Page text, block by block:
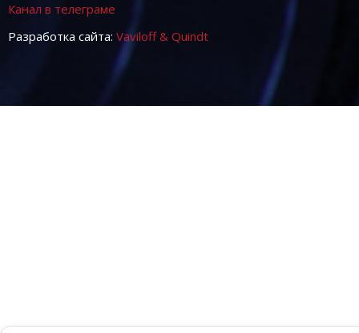
Канал в телеграме
Разработка сайта: Vaviloff & Quindt